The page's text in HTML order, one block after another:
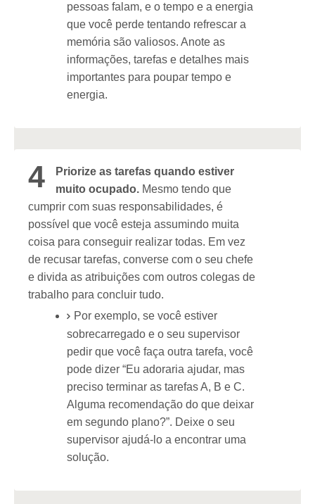
pessoas falam, e o tempo e a energia
que você perde tentando refrescar a
memória são valiosos. Anote as
informações, tarefas e detalhes mais
importantes para poupar tempo e
energia.
4
Priorize as tarefas quando estiver
muito ocupado. Mesmo tendo que
cumprir com suas responsabilidades, é
possível que você esteja assumindo muita
coisa para conseguir realizar todas. Em vez
de recusar tarefas, converse com o seu chefe
e divida as atribuições com outros colegas de
trabalho para concluir tudo.
Por exemplo, se você estiver
sobrecarregado e o seu supervisor
pedir que você faça outra tarefa, você
pode dizer “Eu adoraria ajudar, mas
preciso terminar as tarefas A, B e C.
Alguma recomendação do que deixar
em segundo plano?”. Deixe o seu
supervisor ajudá-lo a encontrar uma
solução.